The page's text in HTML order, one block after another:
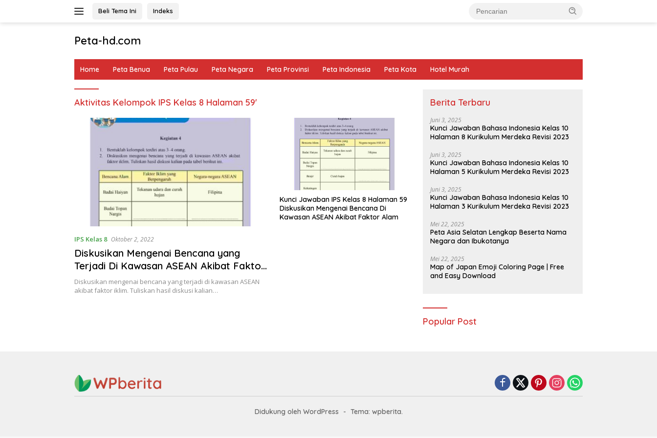
Beli Tema Ini Indeks
Peta-hd.com
Gambar
HD
Home Peta Benua Peta Pulau Peta Negara Peta Provinsi Peta Indonesia Peta Kota Hotel Murah
Aktivitas Kelompok IPS Kelas 8 Halaman 59'
IPS Kelas 8 Oktober 2, 2022
Diskusikan Mengenai Bencana yang
Terjadi Di Kawasan ASEAN Akibat Faktor
Iklim IPS Kelas 8 Halaman 59 Aktivitas
Kelompok
Diskusikan mengenai bencana yang terjadi di kawasan ASEAN
akibat faktor iklim. Tuliskan hasil diskusi kalian…
Kunci Jawaban IPS Kelas 8 Halaman 59
Diskusikan Mengenai Bencana Di
Kawasan ASEAN Akibat Faktor Alam
Berita Terbaru
Juni 3, 2025
Kunci Jawaban Bahasa Indonesia Kelas 10
Halaman 8 Kurikulum Merdeka Revisi 2023
Juni 3, 2025
Kunci Jawaban Bahasa Indonesia Kelas 10
Halaman 5 Kurikulum Merdeka Revisi 2023
Juni 3, 2025
Kunci Jawaban Bahasa Indonesia Kelas 10
Halaman 3 Kurikulum Merdeka Revisi 2023
Mei 22, 2025
Peta Asia Selatan Lengkap Beserta Nama
Negara dan Ibukotanya
Mei 22, 2025
Map of Japan Emoji Coloring Page | Free
and Easy Download
Popular Post
Didukung oleh WordPress - Tema: wpberita.